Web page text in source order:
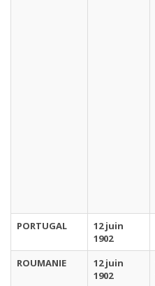
PORTUGAL
12 juin
1902
ROUMANIE
12 juin
1902